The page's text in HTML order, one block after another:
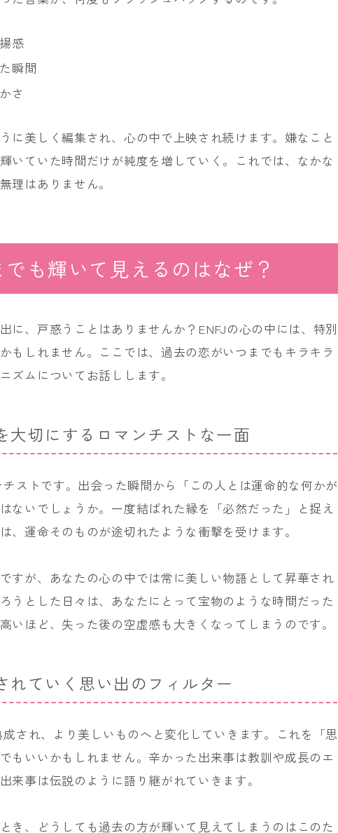
感
瞬間
さ
に美しく編集され、心の中で上映され続けます。嫌なこと
いていた時間だけが純度を増していく。これでは、なかな
理はありません。
も輝いて見えるのはなぜ？
に、戸惑うことはありませんか？ENFJの心の中には、特別
もしれません。ここでは、過去の恋がいつまでもキラキラ
ズムについてお話しします。
大切にするロマンチストな一面
ストです。出会った瞬間から「この人とは運命的な何かが
ないでしょうか。一度結ばれた縁を「必然だった」と捉え
、運命そのものが途切れたような衝撃を受けます。
すが、あなたの心の中では常に美しい物語として昇華され
うとした日々は、あなたにとって宝物のような時間だった
いほど、失った後の空虚感も大きくなってしまうのです。
れていく思い出のフィルター
され、より美しいものへと変化していきます。これを「思
もいいかもしれません。辛かった出来事は教訓や成長のエ
来事は伝説のように語り継がれていきます。
き、どうしても過去の方が輝いて見えてしまうのはこのた